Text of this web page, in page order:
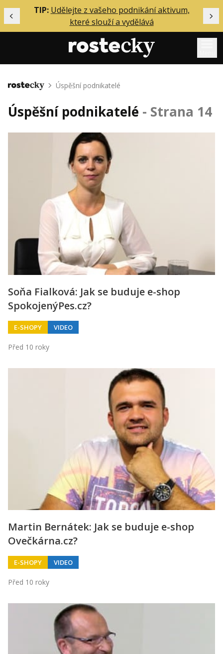
Předchozí
TIP: Udělejte z vašeho podnikání aktivum,
které slouží a vydělává
Mentoring
Podcasty
Solo
Přihlášení
Obchodní podmínky
Hledaná fráze Hledat
Domů Úspěšní podnikatelé
Úspěšní podnikatelé - Strana 14
Soňa Fialková: Jak se buduje e-shop
SpokojenýPes.cz?
E-SHOPY VIDEO
Před 10 roky
Martin Bernátek: Jak se buduje e-shop
Ovečkárna.cz?
E-SHOPY VIDEO
Před 10 roky